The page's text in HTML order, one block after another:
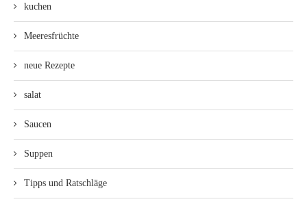
kuchen
Meeresfrüchte
neue Rezepte
salat
Saucen
Suppen
Tipps und Ratschläge